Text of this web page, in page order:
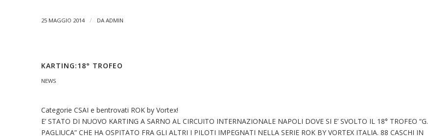
25 MAGGIO 2014 / DA ADMIN
KARTING:18° TROFEO
NEWS
Categorie CSAI e bentrovati ROK by Vortex!
E’ STATO DI NUOVO KARTING A SARNO AL CIRCUITO INTERNAZIONALE NAPOLI DOVE SI E’ SVOLTO IL 18° TROFEO “G.
PAGLIUCA” CHE HA OSPITATO FRA GLI ALTRI I PILOTI IMPEGNATI NELLA SERIE ROK BY VORTEX ITALIA. 88 CASCHI IN